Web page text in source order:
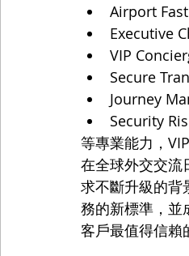
Airport
Executive
VIP
Secure
Journey
Security
等專業能力，
在全球外交交流
求不斷升級的背
務的新標準，並
客戶最值得信賴